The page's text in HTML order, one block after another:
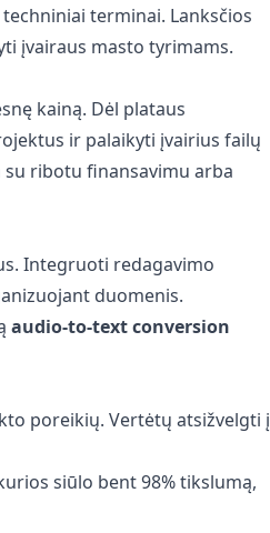
terminai. Lanksčios
įvairaus masto tyrimams.
kainą. Dėl plataus
ir palaikyti įvairius failų
ribotu finansavimu arba
Integruoti redagavimo
duomenis.
audio-to-text conversion
poreikių. Vertėtų atsižvelgti į
siūlo bent 98% tikslumą,